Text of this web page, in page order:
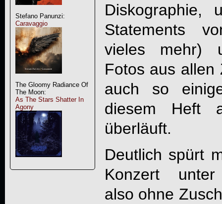
Stefano Panunzi:
Caravaggio
The Gloomy Radiance Of
The Moon:
As The Stars Shatter In
Agony
Diskographie,
Statements
vieles mehr)
Fotos aus allen
auch so
diesem Heft
überläuft.
Deutlich spürt
Konzert unter
also ohne